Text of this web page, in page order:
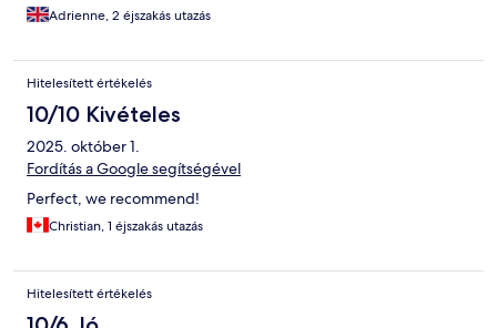
Adrienne, 2 éjszakás utazás
Hitelesített értékelés
10/10 Kivételes
2025. október 1.
Fordítás a Google segítségével
Perfect, we recommend!
Christian, 1 éjszakás utazás
Hitelesített értékelés